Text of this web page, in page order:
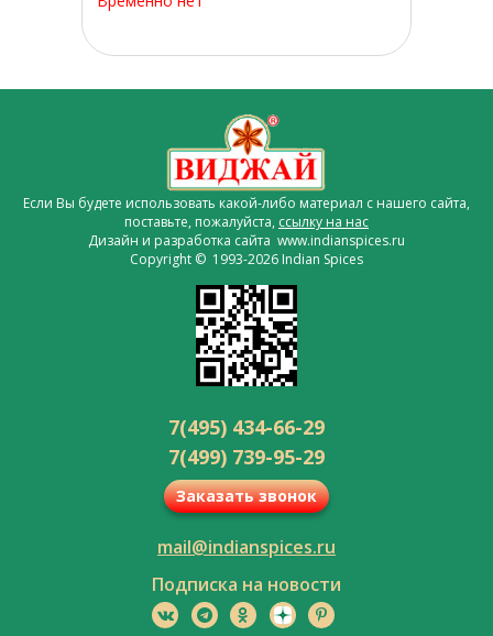
Если Вы будете использовать какой-либо материал с нашего сайта,
поставьте, пожалуйста, ссылку на нас
Дизайн и разработка сайта www.indianspices.ru
Copyright © 1993-2026 Indian Spices
7(495) 434-66-29
7(499) 739-95-29
Заказать звонок
mail@indianspices.ru
Подписка на новости